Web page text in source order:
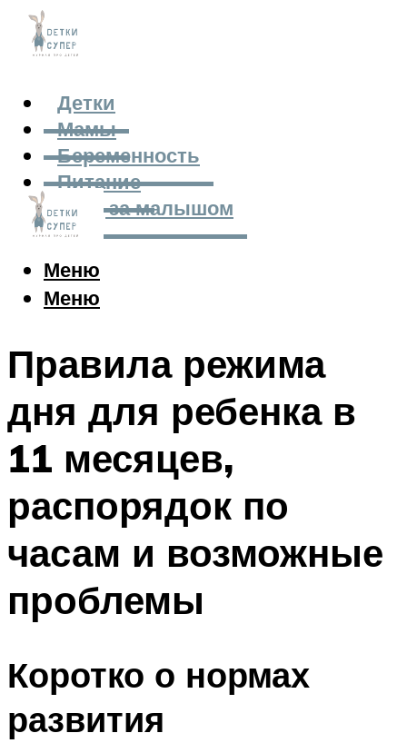
Детки
Мамы
Беременность
Питание
Уход за малышом
Меню
Меню
Правила режима
дня для ребенка в
11 месяцев,
распорядок по
часам и возможные
проблемы
Коротко о нормах
развития